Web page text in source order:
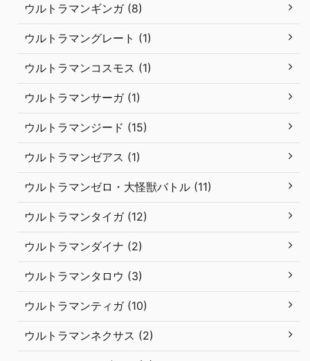
ウルトラマンギンガ (8)
ウルトラマングレート (1)
ウルトラマンコスモス (1)
ウルトラマンサーガ (1)
ウルトラマンジード (15)
ウルトラマンゼアス (1)
ウルトラマンゼロ・大怪獣バトル (11)
ウルトラマンタイガ (12)
ウルトラマンダイナ (2)
ウルトラマンタロウ (3)
ウルトラマンティガ (10)
ウルトラマンネクサス (2)